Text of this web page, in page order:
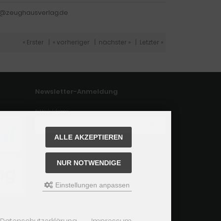
« Erster « vorheriger nächster » Letzter »
Newsletter-Anmeldung
E-Mail-Adresse:
konto abbestellt werden.
ALLE AKZEPTIEREN
NUR NOTWENDIGE
Einstellungen anpassen